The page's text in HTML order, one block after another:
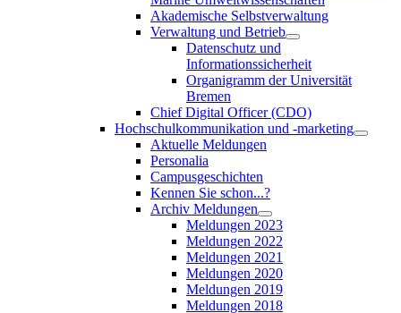
Akademische Selbstverwaltung
Verwaltung und Betrieb
Datenschutz und
Informationssicherheit
Organigramm der Universität
Bremen
Chief Digital Officer (CDO)
Hochschulkommunikation und -marketing
Aktuelle Meldungen
Personalia
Campusgeschichten
Kennen Sie schon...?
Archiv Meldungen
Meldungen 2023
Meldungen 2022
Meldungen 2021
Meldungen 2020
Meldungen 2019
Meldungen 2018